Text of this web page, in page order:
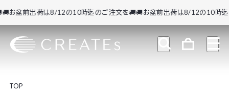
盆前出荷は8/12の10時迄のご注文を🚚🚚お盆前出荷は8/12の10時迄の
TOP